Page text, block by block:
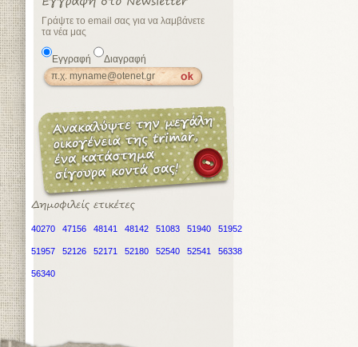
Γράψτε το email σας για να λαμβάνετε
τα νέα μας
Εγγραφή Διαγραφή
40270 47156 48141 48142 51083 51940 51952
51957 52126 52171 52180 52540 52541 56338
56340